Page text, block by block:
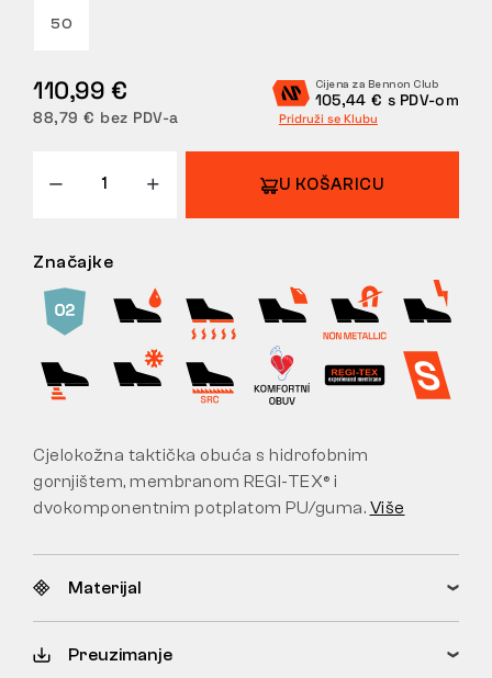
50
110,99 €
88,79 € bez PDV-a
Cijena za Bennon Club
105,44 € s PDV-om
Pridruži se Klubu
U KOŠARICU
Značajke
Cjelokožna taktička obuća s hidrofobnim
gornjištem, membranom REGI-TEX® i
dvokomponentnim potplatom PU/guma. Više
Materijal
Preuzimanje